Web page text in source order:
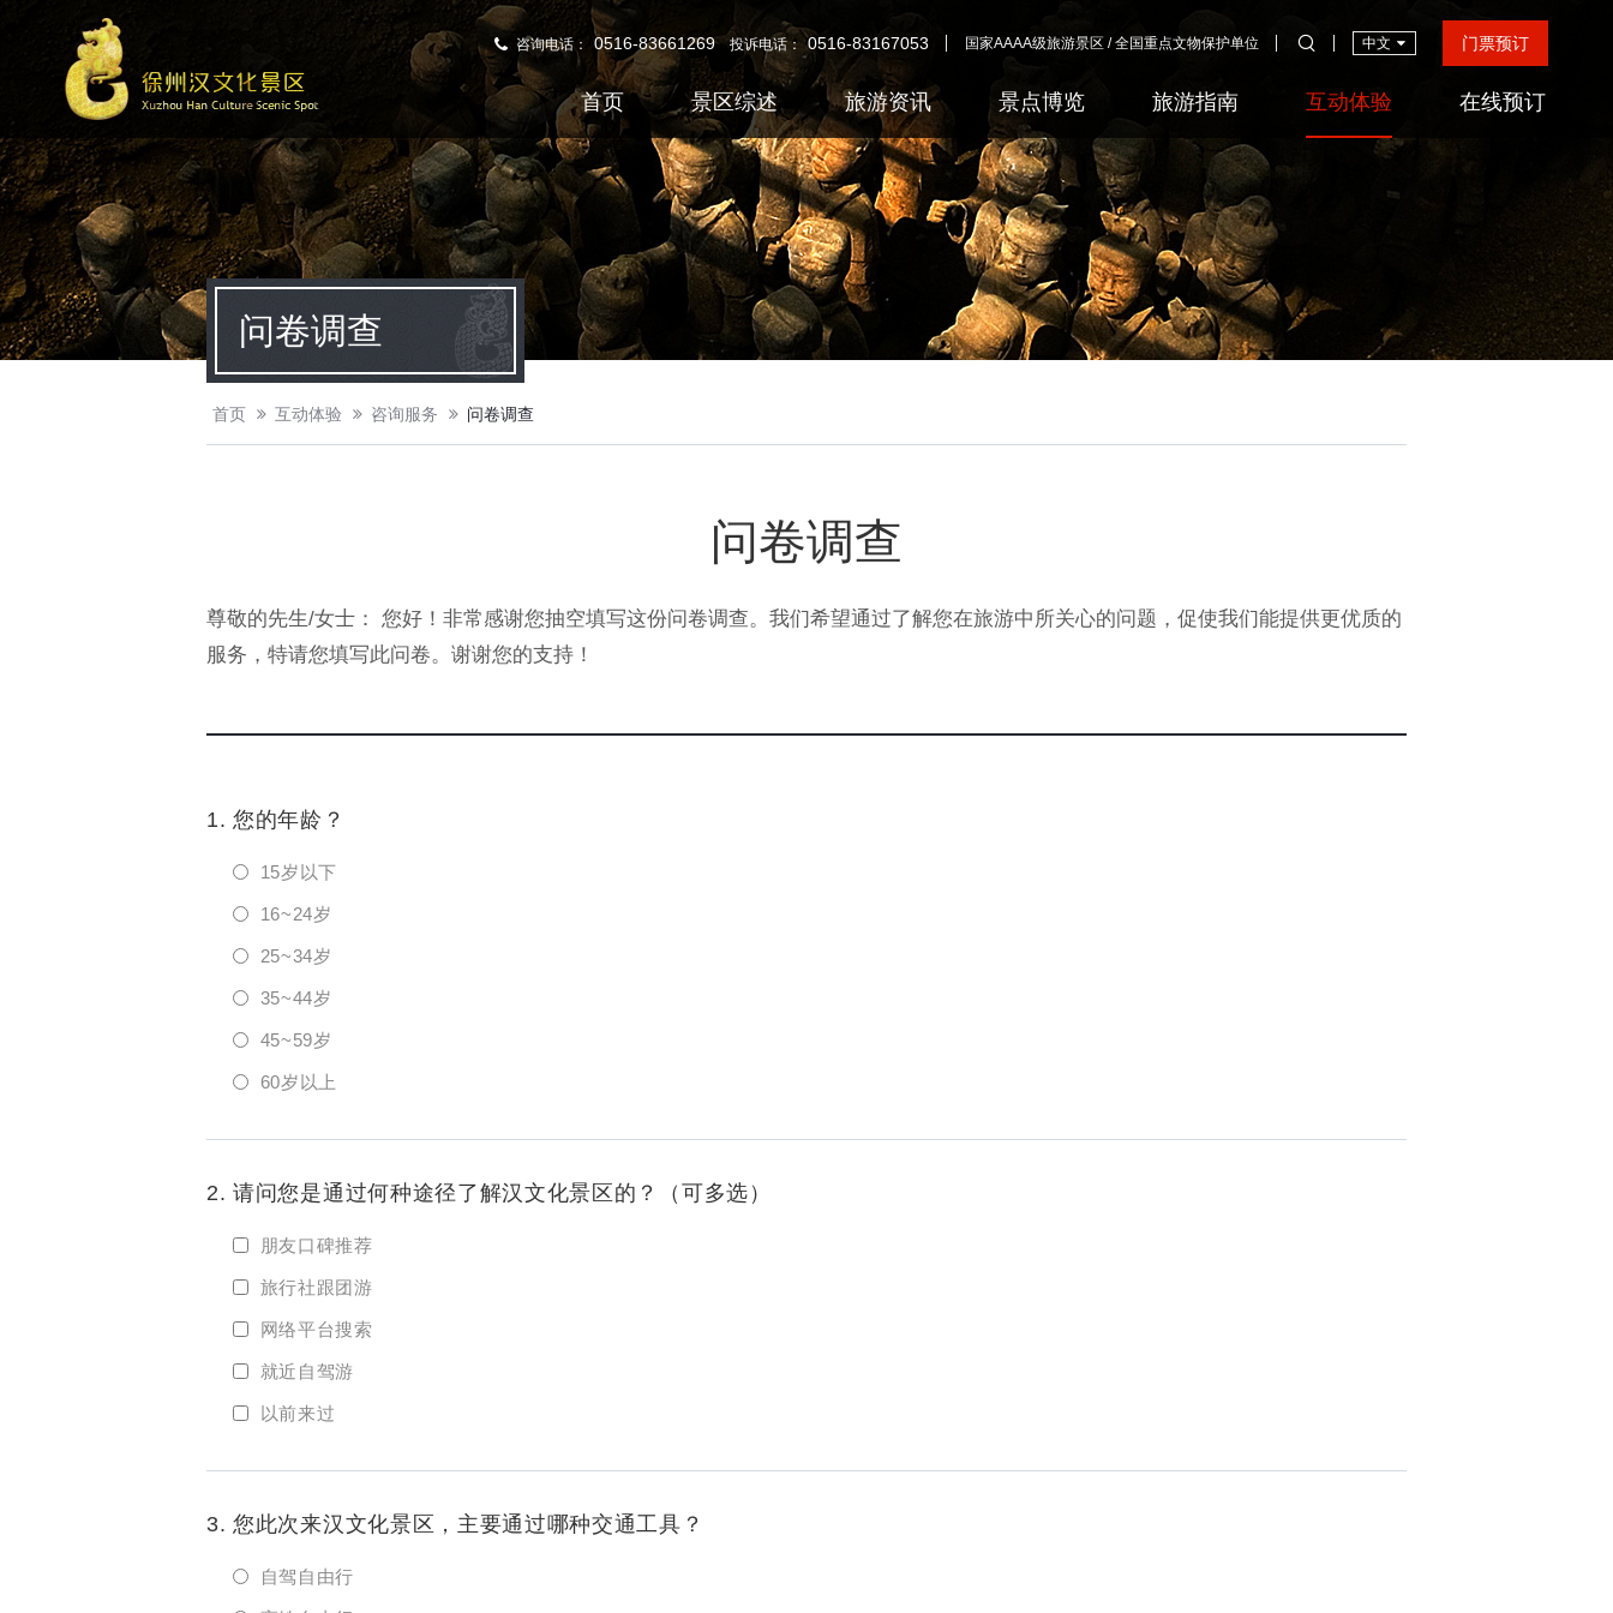
咨询电话： 0516-83661269投诉电话： 0516-83167053 国家AAAA级旅游景区 / 全国重点文物保护单位 中文 门票预订
首页 景区综述 旅游资讯 景点博览 旅游指南 互动体验 在线预订
问卷调查
首页 互动体验 咨询服务 问卷调查
问卷调查
尊敬的先生/女士： 您好！非常感谢您抽空填写这份问卷调查。我们希望通过了解您在旅游中所关心的问题，促使我们能提供更优质的
服务，特请您填写此问卷。谢谢您的支持！
1. 您的年龄？
15岁以下
16~24岁
25~34岁
35~44岁
45~59岁
60岁以上
2. 请问您是通过何种途径了解汉文化景区的？（可多选）
朋友口碑推荐
旅行社跟团游
网络平台搜索
就近自驾游
以前来过
3. 您此次来汉文化景区，主要通过哪种交通工具？
自驾自由行